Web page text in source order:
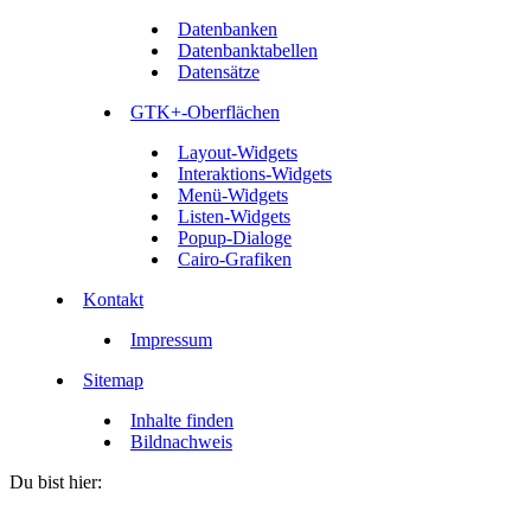
Datenbanken
Datenbanktabellen
Datensätze
GTK+-Oberflächen
Layout-Widgets
Interaktions-Widgets
Menü-Widgets
Listen-Widgets
Popup-Dialoge
Cairo-Grafiken
Kontakt
Impressum
Sitemap
Inhalte finden
Bildnachweis
Du bist hier: